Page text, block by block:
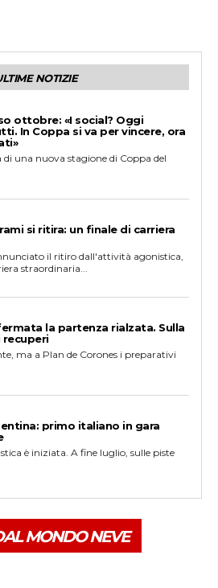
NOTIZIE
ottobre: «I social? Oggi
In Coppa si va per vincere, ora
una nuova stagione di Coppa del
si ritira: un finale di carriera
il ritiro dall'attività agonistica,
straordinaria...
la partenza rialzata. Sulla
recuperi
ma a Plan de Corones i preparativi
primo italiano in gara
è iniziata. A fine luglio, sulle piste
MONDO NEVE